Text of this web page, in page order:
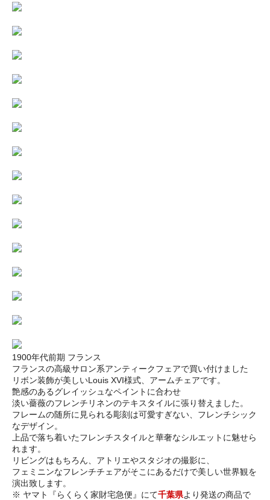
1900年代前期 フランス
フランスの高級サロン系アンティークフェアで買い付けました
リボン装飾が美しいLouis XVI様式、アームチェアです。
艶感のあるグレイッシュなペイントに合わせ
淡い薔薇のフレンチリネンのテキスタイルに張り替えました。
フレームの随所に見られる彫刻は可愛すぎない、フレンチシック
なデザイン。
上品で落ち着いたフレンチスタイルと華奢なシルエットに魅せら
れます。
リビングはもちろん、アトリエやスタジオの撮影に、
フェミニンなフレンチチェアがそこにあるだけで美しい世界観を
演出致します。
※ ヤマト『らくらく家財宅急便』にて千葉県より発送の商品で